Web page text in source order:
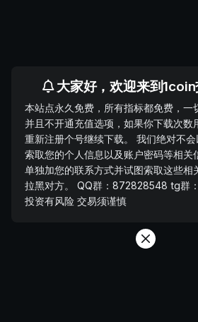
大家好，欢迎来到
本站点永久免费，所有指标都免费，一
并且不开通充值选项，如果你下载次数
重新注册个号继续下载。 我们绝对不
索取您的个人信息以及账户密码等相关
单独加您的联系方式并试图索取这些相
拉黑对方。 QQ群：872828548 tg群
投资有风险 交易须谨慎